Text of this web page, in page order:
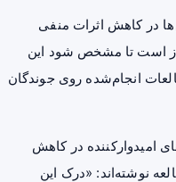
در کاهش اثرات منفی
است تا مشخص شود این
انجام‌شده روی جوندگان
امیدوارکننده در کاهش
نوشته‌اند: «درک این